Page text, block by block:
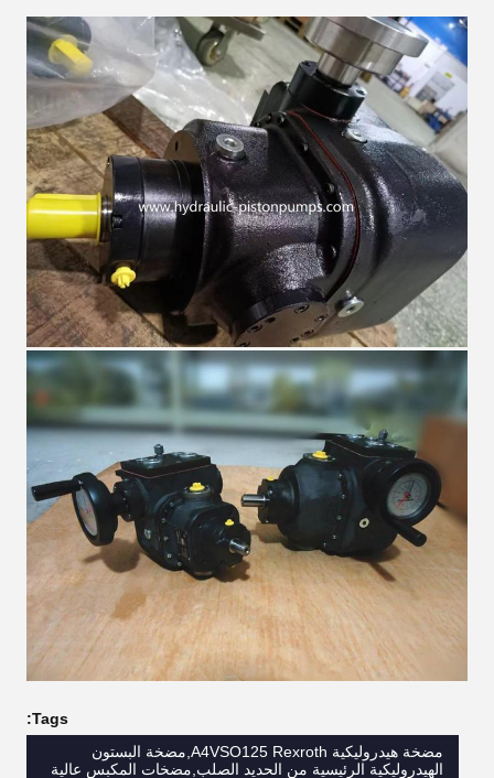
Tags:
مضخة هيدروليكية A4VSO125 Rexroth,مضخة البستون
الهيدروليكية الرئيسية من الحديد الصلب,مضخات المكبس عالية